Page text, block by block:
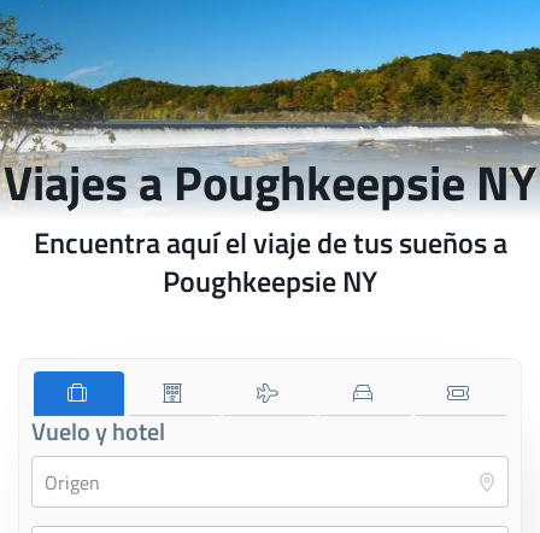
Viajes a Poughkeepsie NY
Encuentra aquí el viaje de tus sueños a
Poughkeepsie NY
Vuelo y hotel